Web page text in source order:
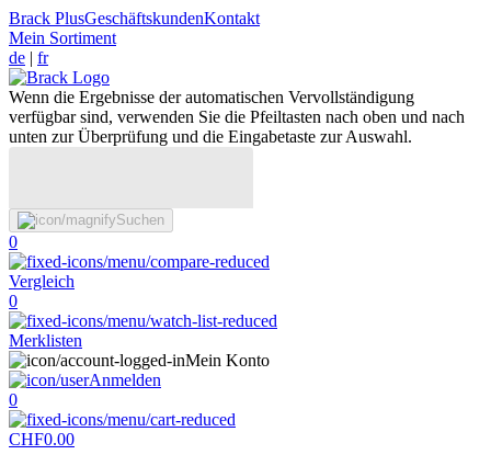
Brack PlusGeschäftskundenKontakt
Mein Sortiment
de | fr
Wenn die Ergebnisse der automatischen Vervollständigung
verfügbar sind, verwenden Sie die Pfeiltasten nach oben und nach
unten zur Überprüfung und die Eingabetaste zur Auswahl.
Suchen
0
Vergleich
0
Merklisten
Mein Konto
Anmelden
0
CHF0.00